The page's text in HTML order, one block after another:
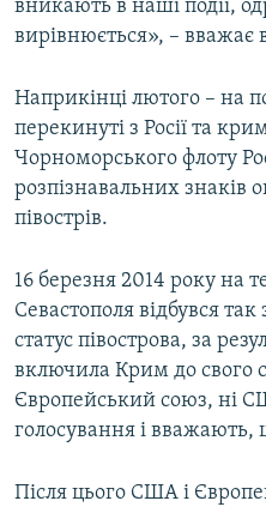
вникають в наші події,
вирівнюється», – вважає
Наприкінці лютого – на
перекинуті з Росії та
Чорноморського флоту
розпізнавальних знаків
півострів.
16 березня 2014 року на
Севастополя відбувся
статус півострова, за
включила Крим до свого
Європейський союз, ні
голосування і вважають,
Після цього США і